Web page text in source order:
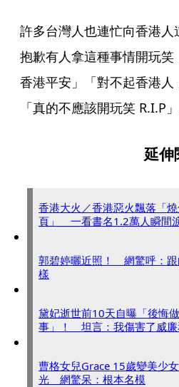
許多台灣人也連忙向香港
抱歉有人拿這種事情開玩
香港平安」「對不起香港人
「真的不應該開玩笑 R.I.P」
延伸
香港大火／香港惡火飄落「
頁」 一看書名1.2萬人瞬間
郭碧婷曬近照！ 網驚呼：跟
樣
黛妃逝世前10天自曝「後悔
事」！ 坦言：我傷害了威廉
曹格女兒Grace 15歲變美少
光 網驚呆：根本名模